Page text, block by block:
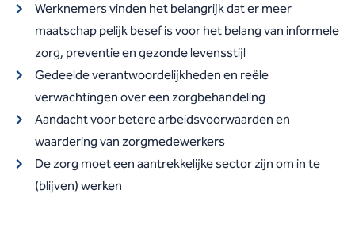
Werknemers vinden het belangrijk dat er meer
maatschap pelijk besef is voor het belang van informele
zorg, preventie en gezonde levensstijl
Gedeelde verantwoordelijkheden en reële
verwachtingen over een zorgbehandeling
Aandacht voor betere arbeidsvoorwaarden en
waardering van zorgmedewerkers
De zorg moet een aantrekkelijke sector zijn om in te
(blijven) werken